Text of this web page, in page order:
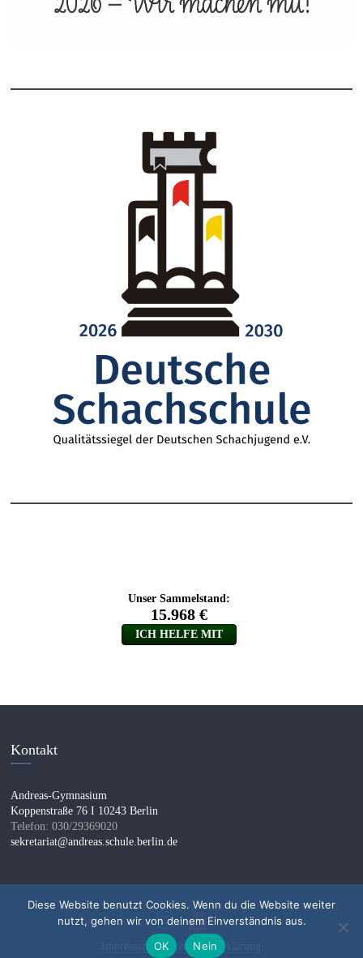
Kontakt
Andreas-Gymnasium
Koppenstraße 76 I 10243 Berlin
Telefon: 030/29369020
sekretariat@andreas.schule.berlin.de
Impressum IDatenschutzerklärung
Diese Website benutzt Cookies. Wenn du die Website weiter
nutzt, gehen wir von deinem Einverständnis aus.
OK
Nein